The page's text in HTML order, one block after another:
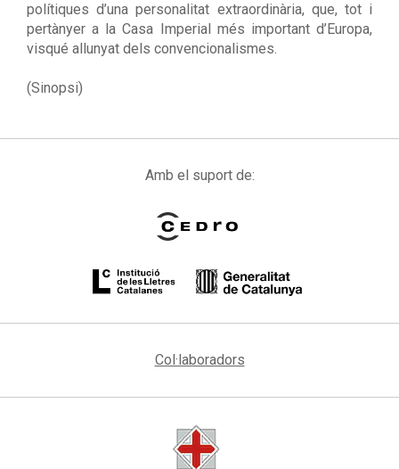
polítiques d’una personalitat extraordinària, que, tot i
pertànyer a la Casa Imperial més important d’Europa,
visqué allunyat dels convencionalismes.
(Sinopsi)
Amb el suport de:
Col·laboradors